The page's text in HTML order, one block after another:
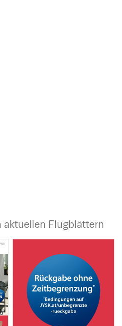
aktuellen Flugblättern